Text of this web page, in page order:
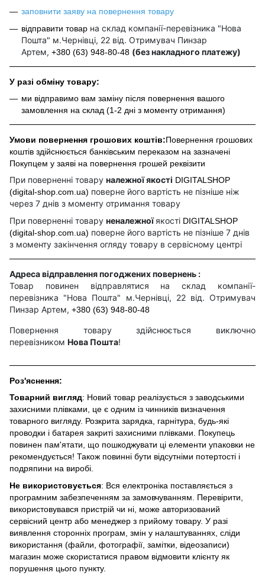
заповнити заяву на повернення товару
відправити товар на склад компанії-перевізника "Нова
Пошта" м.Чернівці, 22 від. Отримувач Пинзар
Артем, +380 (63) 948-80-48 (без накладного платежу)
У разі обміну товару:
ми відправимо вам заміну після повернення вашого
замовлення на склад (1-2 дні з моменту отримання)
Умови повернення грошових коштів:Повернення грошових
коштів здійснюється банківським переказом на зазначені
Покупцем у заяві на повернення грошей реквізити
При поверненні товару належної якості DIGITALSHOP
(digital-shop.com.ua) поверне його вартість не пізніше ніж
через 7 днів з моменту отримання товару
При поверненні товару неналежноїякості DIGITALSHOP
(digital-shop.com.ua) поверне його вартість не пізніше 7 днів
з моменту закінчення огляду товару в сервісному центрі
Адреса відправлення погоджених повернень :
Товар повинен відправлятися на склад компанії-
перевізника "Нова Пошта" м.Чернівці, 22 від. Отримувач
Пинзар Артем, +380 (63) 948-80-48
Повернення товару здійснюється виключно
перевізником Нова Пошта!
Роз'яснення:
Товарний вигляд: Новий товар реалізується з заводськими
захисними плівками, це є одним із чинників визначення
товарного вигляду. Розкрита зарядка, гарнітура, будь-які
проводки і батарея закриті захисними плівками. Покупець
повинен пам'ятати, що пошкоджувати ці елементи упаковки не
рекомендується! Також повинні бути відсутніми потертості і
подряпини на виробі.
Не використовується: Вся електроніка поставляється з
програмним забезпеченням за замовчуванням. Перевірити,
використовувався пристрій чи ні, може авторизований
сервісний центр або менеджер з прийому товару. У разі
виявлення сторонніх програм, змін у налаштуваннях, сліди
використання (файли, фотографії, замітки, відеозаписи)
магазин може скористатися правом відмовити клієнту як
порушення цього пункту.